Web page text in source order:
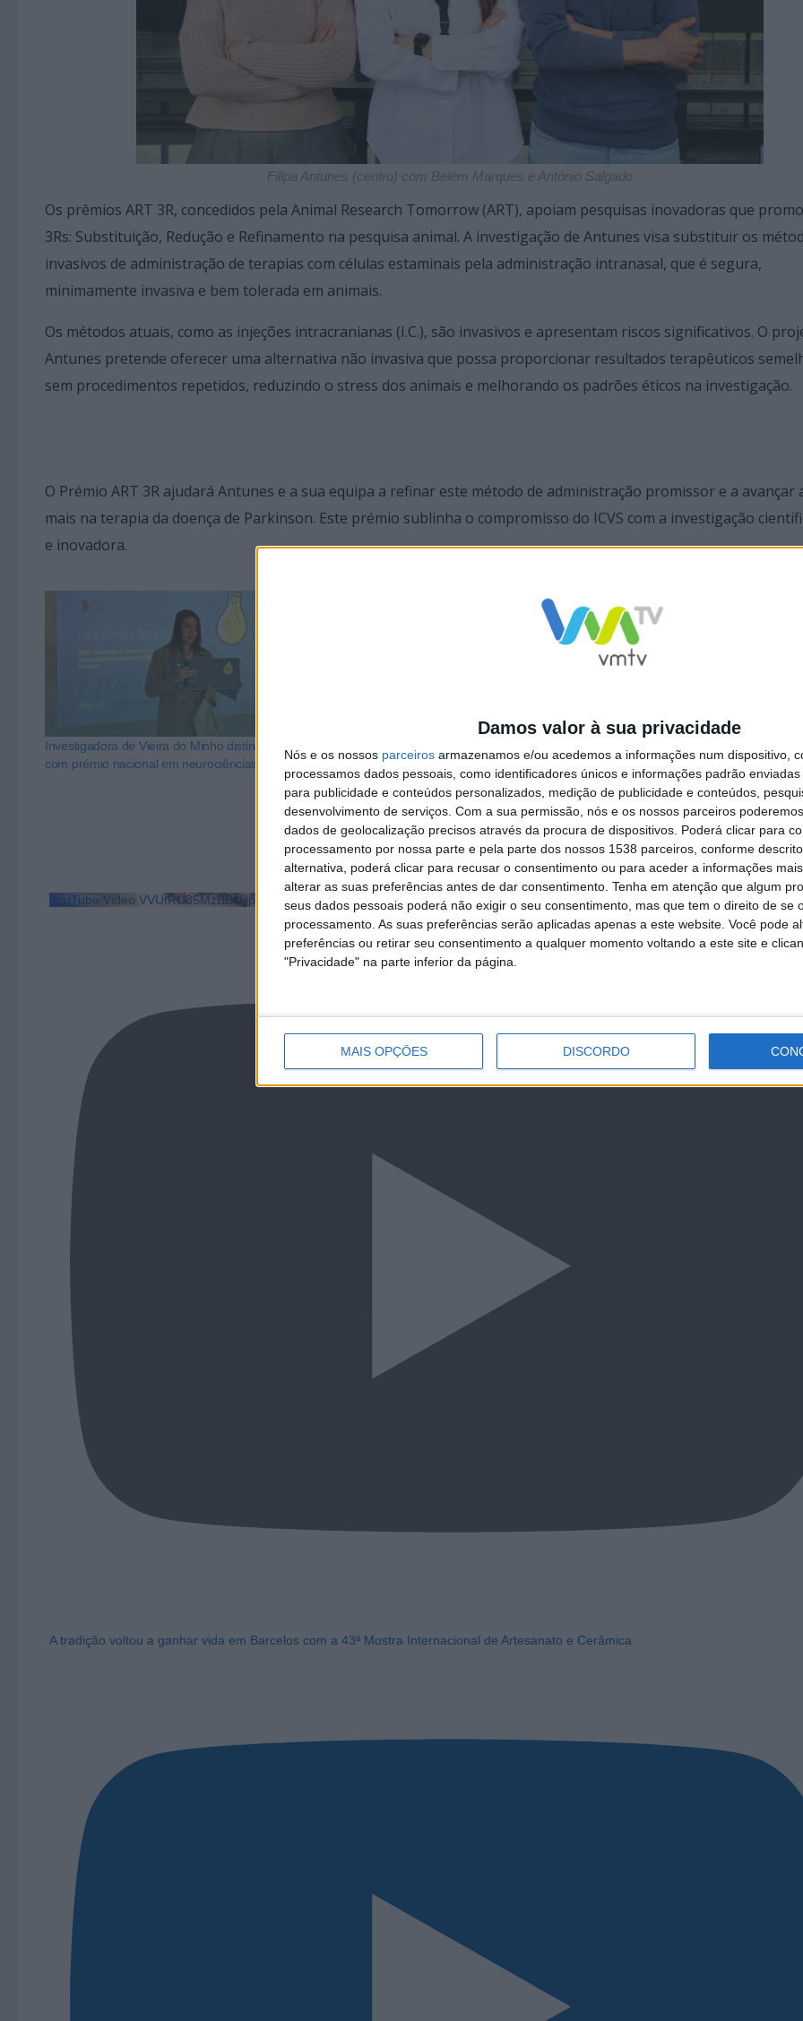
Damos valor à sua privacidade
Nós e os nossos parceiros armazenamos e/ou acedemos a informações num dispositivo,
processamos dados pessoais, como identificadores únicos e informações padrão
para publicidade e conteúdos personalizados, medição de publicidade e conteúdos,
desenvolvimento de serviços. Com a sua permissão, nós e os nossos parceiros
dados de geolocalização precisos através da procura de dispositivos. Poderá clicar para
processamento por nossa parte e pela parte dos nossos 1538 parceiros, conforme
alternativa, poderá clicar para recusar o consentimento ou para aceder a informações
alterar as suas preferências antes de dar consentimento. Tenha em atenção que algum
seus dados pessoais poderá não exigir o seu consentimento, mas que tem o direito de se
processamento. As suas preferências serão aplicadas apenas a este website. Você pode
preferências ou retirar seu consentimento a qualquer momento voltando a este site e
"Privacidade" na parte inferior da página.
MAIS OPÇÕES DISCORDO
Filipa Antunes (centro) com Belém Marques e António Salgado
Os prêmios ART 3R, concedidos pela Animal Research Tomorrow (ART), apoiam pesquisas inovadoras que
3Rs: Substituição, Redução e Refinamento na pesquisa animal. A investigação de Antunes visa substituir os
invasivos de administração de terapias com células estaminais pela administração intranasal, que é segura,
minimamente invasiva e bem tolerada em animais.
Os métodos atuais, como as injeções intracranianas (I.C.), são invasivos e apresentam riscos significativos. O
Antunes pretende oferecer uma alternativa não invasiva que possa proporcionar resultados terapêuticos
sem procedimentos repetidos, reduzindo o stress dos animais e melhorando os padrões éticos na investigação.
O Prémio ART 3R ajudará Antunes e a sua equipa a refinar este método de administração promissor e a avançar
mais na terapia da doença de Parkinson. Este prémio sublinha o compromisso do ICVS com a investigação
e inovadora.
Investigadora de Vieira do Minho distinguida
com prémio nacional em neurociências
“O meu Rapaz”
em Vieira do Minho
YouTube Video VVUtRU85MzBBcHpOcU5BUnpKX0wyV1ZBLmNCa2l2ckl3RkxJ
A tradição voltou a ganhar vida em Barcelos com a 43ª Mostra Internacional de Artesanato e Cerâmica